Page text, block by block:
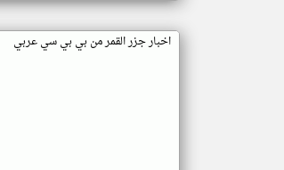
اخبار جزر القمر من بي بي سي عربي